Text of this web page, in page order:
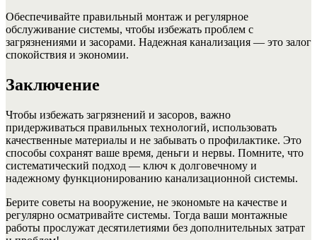
Обеспечивайте правильный монтаж и регулярное
обслуживание системы, чтобы избежать проблем с
загрязнениями и засорами. Надежная канализация — это залог
спокойствия и экономии.
Заключение
Чтобы избежать загрязнений и засоров, важно
придерживаться правильных технологий, использовать
качественные материалы и не забывать о профилактике. Это
способы сохранят ваше время, деньги и нервы. Помните, что
систематический подход — ключ к долговечному и
надежному функционированию канализационной системы.
Берите советы на вооружение, не экономьте на качестве и
регулярно осматривайте системы. Тогда ваши монтажные
работы прослужат десятилетиями без дополнительных затрат